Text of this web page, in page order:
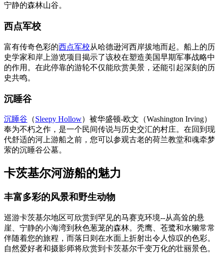
宁静的森林山谷。
西点军校
富有传奇色彩的西点军校从哈德逊河西岸拔地而起。船上的历
史学家和岸上游览项目揭示了该校在塑造美国早期军事战略中
的作用。在此停靠的游轮不仅能欣赏美景，还能引起深刻的历
史共鸣。
沉睡谷
沉睡谷 （Sleepy Hollow）被华盛顿-欧文（Washington Irving）
奉为不朽之作，是一个民间传说与历史交汇的村庄。在回到现
代舒适的河上游船之前，您可以参观古老的荷兰教堂和魂牵梦
萦的沉睡谷公墓。
卡茨基尔河游船的魅力
丰富多彩的风景和野生动物
巡游卡茨基尔地区可欣赏到罕见的马赛克环境--从高耸的悬
崖、宁静的小海湾到秋色葱茏的森林。秃鹰、苍鹭和水獭常常
伴随着您的旅程，而落日则在水面上折射出令人惊叹的色彩。
自然爱好者和摄影师将欣赏到卡茨基尔千变万化的壮丽景色。